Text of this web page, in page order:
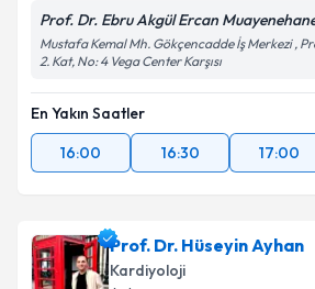
Prof. Dr. Ebru Akgül Ercan
Mustafa Kemal Mh. Gökçencadde İş Merkezi ,
2. Kat, No: 4 Vega Center Karşısı
En Yakın Saatler
16:00
16:30 17:00
Prof. Dr. Hüseyin Ayhan
Kardiyoloji